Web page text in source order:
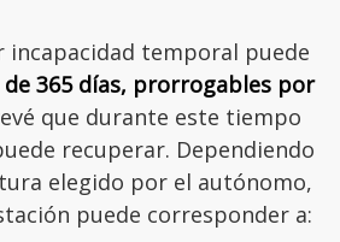
incapacidad temporal puede
de 365 días, prorrogables por
que durante este tiempo
recuperar. Dependiendo
elegido por el autónomo,
puede corresponder a: